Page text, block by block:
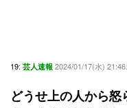
19: 芸人速報 2024/01/17(水)
どうせ上の人から